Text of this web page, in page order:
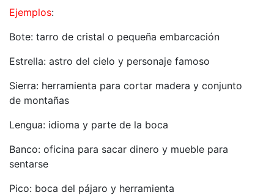
Ejemplos:
Bote: tarro de cristal o pequeña embarcación
Estrella: astro del cielo y personaje famoso
Sierra: herramienta para cortar madera y conjunto
de montañas
Lengua: idioma y parte de la boca
Banco: oficina para sacar dinero y mueble para
sentarse
Pico: boca del pájaro y herramienta